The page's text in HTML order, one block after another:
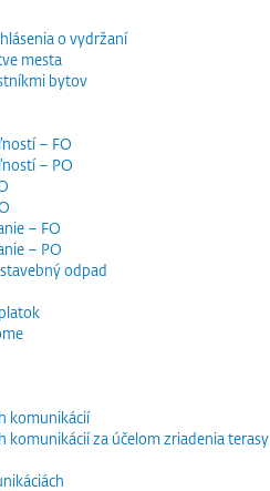
o vydržaní
mesta
bytov
– FO
– PO
– FO
– PO
odpad
komunikácií
komunikácií za účelom zriadenia terasy